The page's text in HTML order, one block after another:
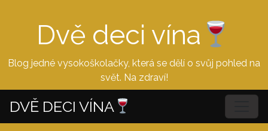
Dvě deci vína
Blog jedné vysokoškolačky, která se dělí o svůj pohled na
svět. Na zdraví!
DVĚ DECI VÍNA